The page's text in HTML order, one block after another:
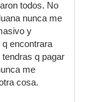
todos. No
nunca me
y
q encontrara
q pagar
me
cosa.